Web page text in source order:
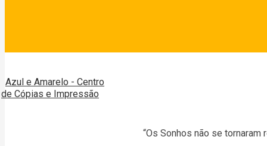
“Os Sonhos não se